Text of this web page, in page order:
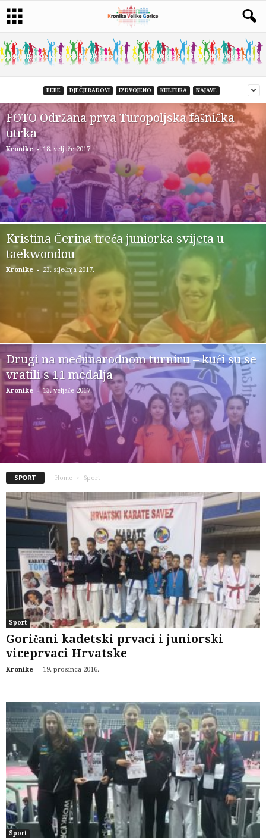
BEBE DJEČJI RADOVI IZDVOJENO KULTURA NAJAVE
FOTO Održana prva Turopoljska fašnička
utrka
Kronike - 18. veljače 2017.
Kristina Čerina treća juniorka svijeta u
taekwondou
Kronike - 23. siječnja 2017.
Drugi na međunarodnom turniru – kući su se
vratili s 11 medalja
Kronike - 13. veljače 2017.
SPORT Home Sport
Sport
Goričani kadetski prvaci i juniorski
viceprvaci Hrvatske
Kronike - 19. prosinca 2016.
Sport